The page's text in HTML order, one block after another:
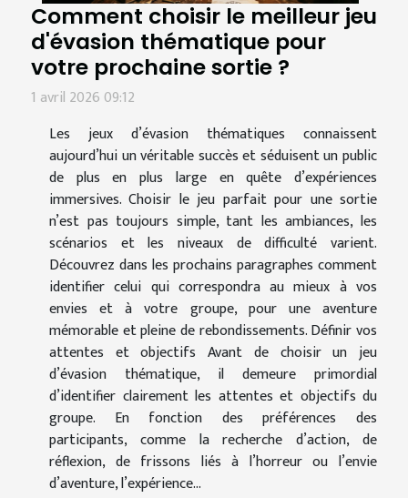
Comment choisir le meilleur jeu
d'évasion thématique pour
votre prochaine sortie ?
1 avril 2026 09:12
Les jeux d’évasion thématiques connaissent
aujourd’hui un véritable succès et séduisent un public
de plus en plus large en quête d’expériences
immersives. Choisir le jeu parfait pour une sortie
n’est pas toujours simple, tant les ambiances, les
scénarios et les niveaux de difficulté varient.
Découvrez dans les prochains paragraphes comment
identifier celui qui correspondra au mieux à vos
envies et à votre groupe, pour une aventure
mémorable et pleine de rebondissements. Définir vos
attentes et objectifs Avant de choisir un jeu
d’évasion thématique, il demeure primordial
d’identifier clairement les attentes et objectifs du
groupe. En fonction des préférences des
participants, comme la recherche d’action, de
réflexion, de frissons liés à l’horreur ou l’envie
d’aventure, l’expérience...